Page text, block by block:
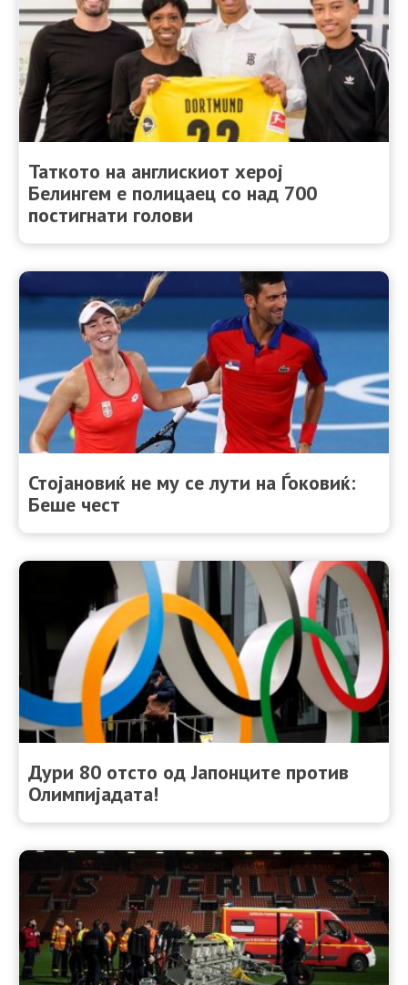
Таткото на англискиот херој
Белингем е полицаец со над 700
постигнати голови
Стојановиќ не му се лути на Ѓоковиќ:
Беше чест
Дури 80 отсто од Јапонците против
Олимпијадата!